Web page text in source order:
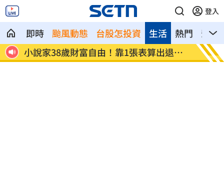
登入
即時 颱風動態 台股怎投資 熱門 影音
生活
紅 小說家38歲財富自由！靠1張表算出退休
金
全聯
付」！